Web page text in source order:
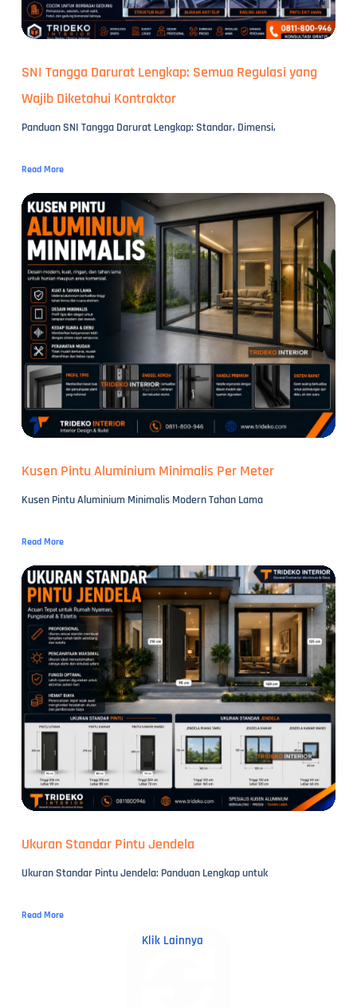
SNI Tangga Darurat Lengkap: Semua Regulasi yang
Wajib Diketahui Kontraktor
Panduan SNI Tangga Darurat Lengkap: Standar, Dimensi,
Read More
Kusen Pintu Aluminium Minimalis Per Meter
Kusen Pintu Aluminium Minimalis Modern Tahan Lama
Read More
Ukuran Standar Pintu Jendela
Ukuran Standar Pintu Jendela: Panduan Lengkap untuk
Read More
Klik Lainnya